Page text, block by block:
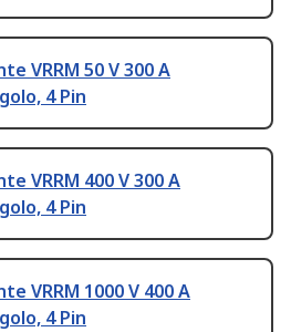
VRRM 50 V 300 A
4 Pin
VRRM 400 V 300 A
4 Pin
VRRM 1000 V 400 A
4 Pin